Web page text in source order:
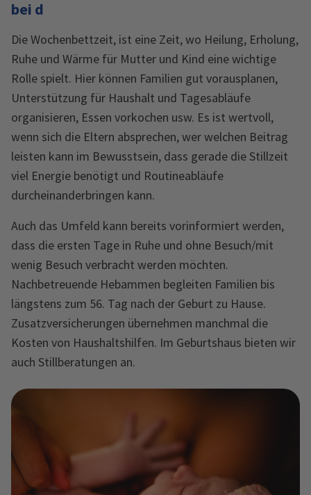
bei d
Die Wochenbettzeit, ist eine Zeit, wo Heilung, Erholung,
Ruhe und Wärme für Mutter und Kind eine wichtige
Rolle spielt. Hier können Familien gut vorausplanen,
Unterstützung für Haushalt und Tagesabläufe
organisieren, Essen vorkochen usw. Es ist wertvoll,
wenn sich die Eltern absprechen, wer welchen Beitrag
leisten kann im Bewusstsein, dass gerade die Stillzeit
viel Energie benötigt und Routineabläufe
durcheinanderbringen kann.
Auch das Umfeld kann bereits vorinformiert werden,
dass die ersten Tage in Ruhe und ohne Besuch/mit
wenig Besuch verbracht werden möchten.
Nachbetreuende Hebammen begleiten Familien bis
längstens zum 56. Tag nach der Geburt zu Hause.
Zusatzversicherungen übernehmen manchmal die
Kosten von Haushaltshilfen. Im Geburtshaus bieten wir
auch Stillberatungen an.